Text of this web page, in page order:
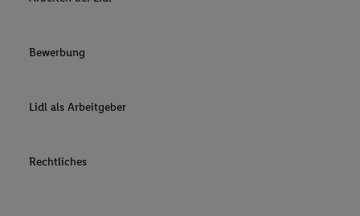
Bewerbung
Lidl als Arbeitgeber
Rechtliches